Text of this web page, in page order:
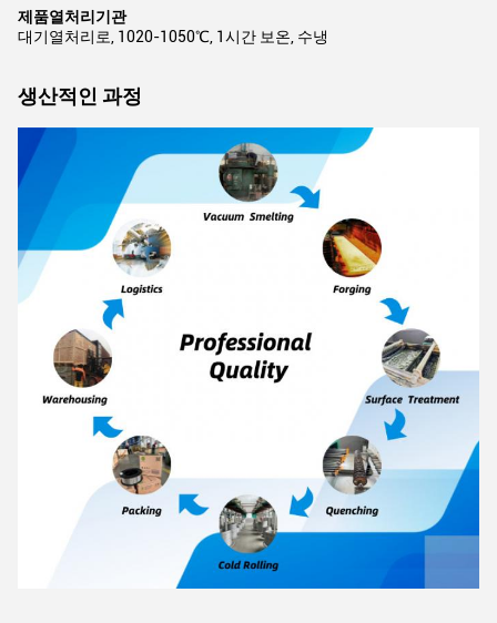
제품열처리기관
대기열처리로, 1020-1050℃, 1시간 보온, 수냉
생산적인 과정